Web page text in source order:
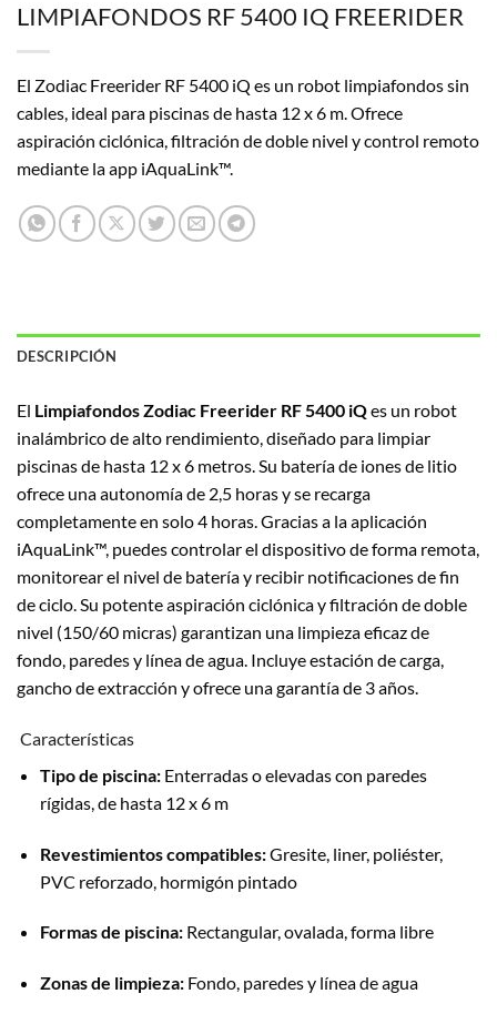
LIMPIAFONDOS RF 5400 IQ FREERIDER
El Zodiac Freerider RF 5400 iQ es un robot limpiafondos sin
cables, ideal para piscinas de hasta 12 x 6 m.Ofrece
aspiración ciclónica, filtración de doble nivel y control remoto
mediante la app iAquaLink™.
DESCRIPCIÓN
El Limpiafondos Zodiac Freerider RF 5400 iQes un robot
inalámbrico de alto rendimiento, diseñado para limpiar
piscinas de hasta 12 x 6 metros.Su batería de iones de litio
ofrece una autonomía de 2,5 horas y se recarga
completamente en solo 4 horas.Gracias a la aplicación
iAquaLink™, puedes controlar el dispositivo de forma remota,
monitorear el nivel de batería y recibir notificaciones de fin
de ciclo.Su potente aspiración ciclónica y filtración de doble
nivel (150/60 micras) garantizan una limpieza eficaz de
fondo, paredes y línea de agua. Incluye estación de carga,
gancho de extracción y ofrece una garantía de 3 años.
Características
Tipo de piscina: Enterradas o elevadas con paredes
rígidas, de hasta 12 x 6 m
Revestimientos compatibles:Gresite, liner, poliéster,
PVC reforzado, hormigón pintado
Formas de piscina: Rectangular, ovalada, forma libre
Zonas de limpieza: Fondo, paredes y línea de agua